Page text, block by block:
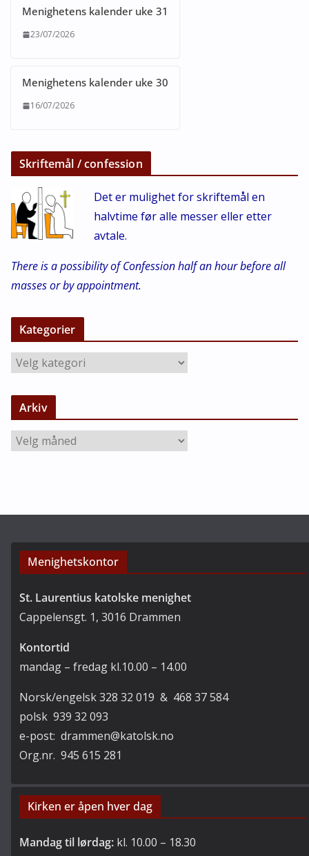
Menighetens kalender uke 31
23/07/2026
Menighetens kalender uke 30
16/07/2026
Skriftemål / confession
Det er mulighet for skriftemål en
halvtime før alle messer eller etter
avtale.
There is a possibility of Confession half an hour before all
masses or by appointment.
Kategorier
K
t
g
r
Arkiv
A
Menighetskontor
St. Laurentius katolske menighet
Cappelensgt. 1, 3016 Drammen
Kontortid
mandag – fredag kl.10.00 – 14.00
Norsk/engelsk 328 32 019 & 468 37 584
polsk 939 32 093
e-post: drammen@katolsk.no
Org.nr. 945 615 281
Kirken er åpen hver dag
Mandag til lørdag: kl. 10.00 – 18.30